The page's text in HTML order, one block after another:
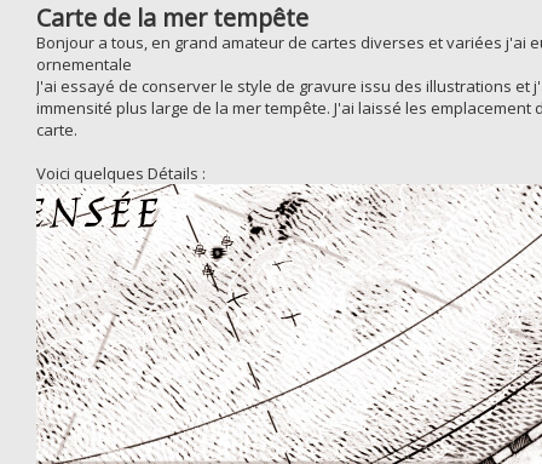
Carte de la mer tempête
Bonjour a tous, en grand amateur de cartes diverses et variées j'ai
ornementale
J'ai essayé de conserver le style de gravure issu des illustrations
immensité plus large de la mer tempête. J'ai laissé les
carte.
Voici quelques Détails :